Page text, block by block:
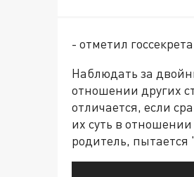
- отметил
Наблюдать за
отношении других
отличается, если
их суть в
родитель, пытается